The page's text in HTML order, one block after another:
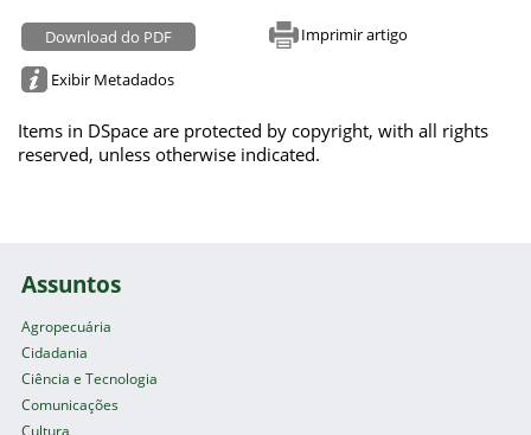
Download do PDF Imprimir artigo
Exibir Metadados
Items in DSpace are protected by copyright, with all rights
reserved, unless otherwise indicated.
Assuntos
Agropecuária
Cidadania
Ciência e Tecnologia
Comunicações
Cultura